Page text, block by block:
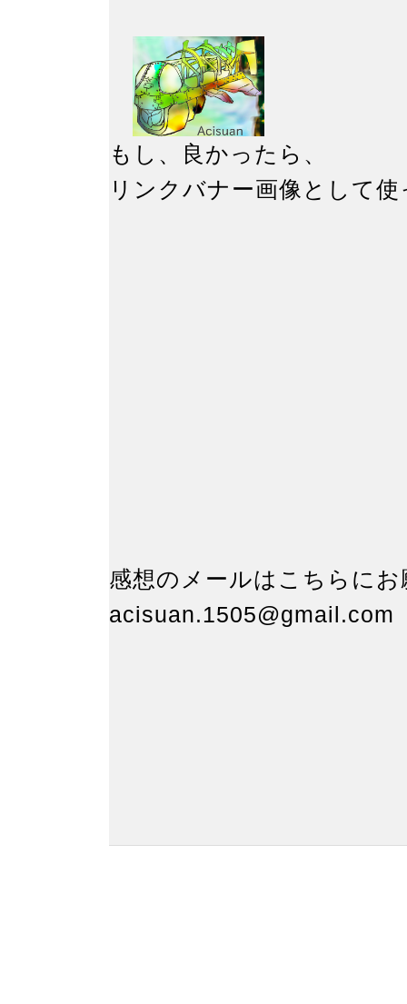
もし、良かったら、
リンクバナー画像とし
感想のメールはこちらに
acisuan.1505@gmail.com